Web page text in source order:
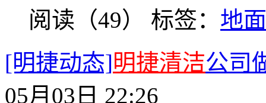
阅读（49） 标签： 地
[明捷动态]明捷清洁公司
05月03日 22:26